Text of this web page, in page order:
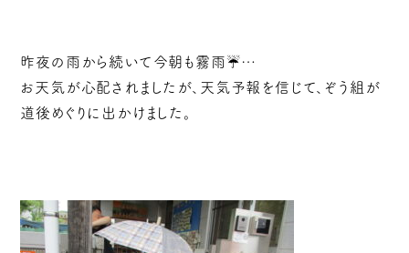
昨夜の雨から続いて今朝も霧雨☔…
お天気が心配されましたが、天気予報を信じて、ぞう組が
道後めぐりに出かけました。